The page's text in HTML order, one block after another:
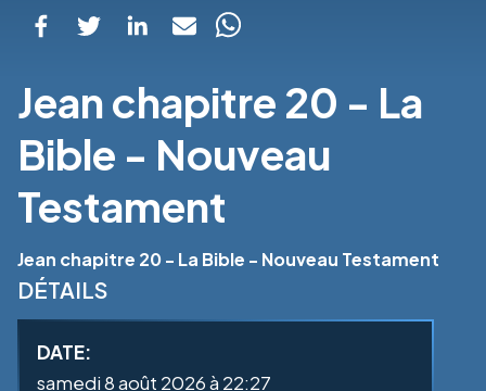
Jean chapitre 20 - La
Bible - Nouveau
Testament
Jean chapitre 20 - La Bible - Nouveau Testament
DÉTAILS
DATE:
samedi 8 août 2026 à 22:27